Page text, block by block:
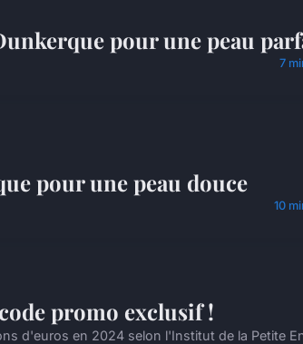
pour une peau
7
pour une peau douce
10
promo exclusif !
d'euros en 2024 selon l'Institut de la Petite